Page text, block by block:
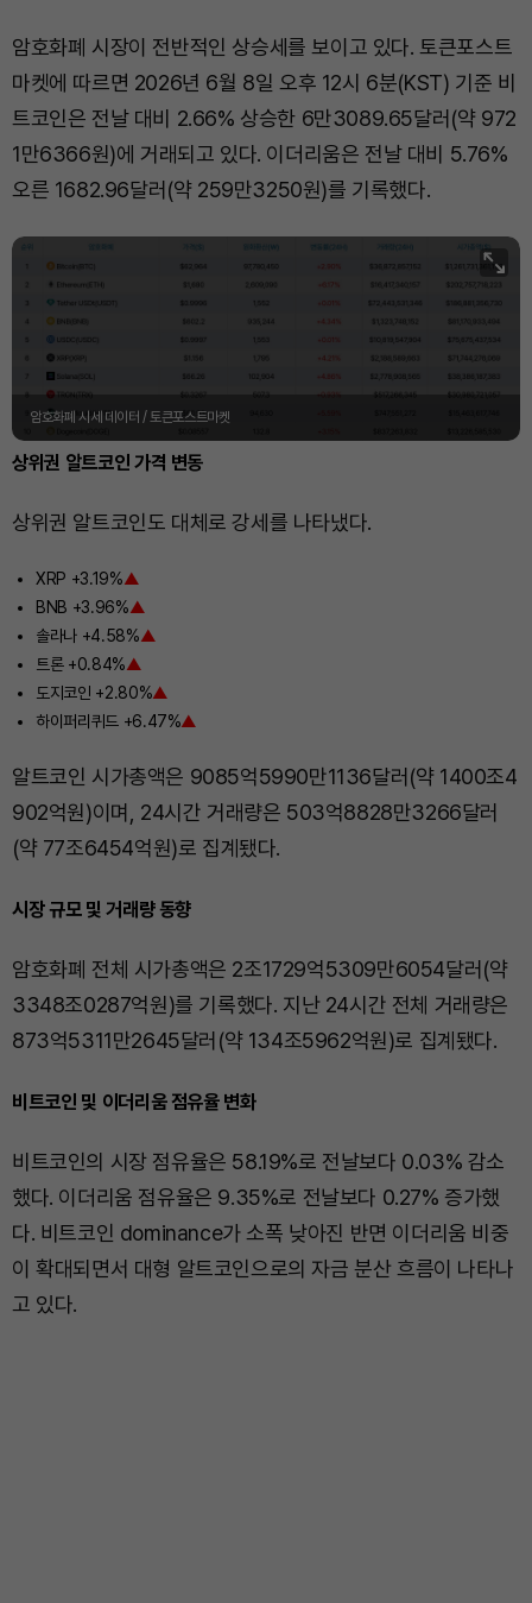
암호화폐 시장이 전반적인 상승세를 보이고 있다. 토큰포스트
마켓에 따르면 2026년 6월 8일 오후 12시 6분(KST) 기준 비
트코인은 전날 대비 2.66% 상승한 6만3089.65달러(약 972
1만6366원)에 거래되고 있다. 이더리움은 전날 대비 5.76%
오른 1682.96달러(약 259만3250원)를 기록했다.
암호화폐 시세 데이터 / 토큰포스트마켓
상위권 알트코인 가격 변동
상위권 알트코인도 대체로 강세를 나타냈다.
XRP +3.19%▲
BNB +3.96%▲
솔라나 +4.58%▲
트론 +0.84%▲
도지코인 +2.80%▲
하이퍼리퀴드 +6.47%▲
알트코인 시가총액은 9085억5990만1136달러(약 1400조4
902억원)이며, 24시간 거래량은 503억8828만3266달러
(약 77조6454억원)로 집계됐다.
시장 규모 및 거래량 동향
암호화폐 전체 시가총액은 2조1729억5309만6054달러(약
3348조0287억원)를 기록했다. 지난 24시간 전체 거래량은
873억5311만2645달러(약 134조5962억원)로 집계됐다.
비트코인 및 이더리움 점유율 변화
비트코인의 시장 점유율은 58.19%로 전날보다 0.03% 감소
했다. 이더리움 점유율은 9.35%로 전날보다 0.27% 증가했
다. 비트코인 dominance가 소폭 낮아진 반면 이더리움 비중
이 확대되면서 대형 알트코인으로의 자금 분산 흐름이 나타나
고 있다.